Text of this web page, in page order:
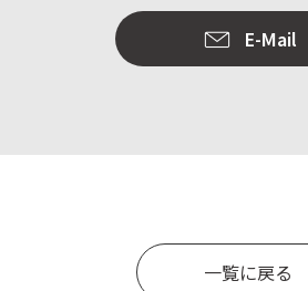
E-Mail
一覧に戻る